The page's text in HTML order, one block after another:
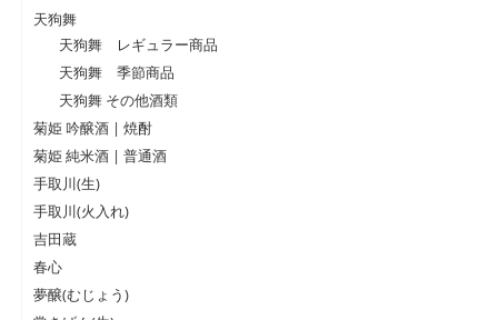
天狗舞
天狗舞 レギュラー商品
天狗舞 季節商品
天狗舞 その他酒類
菊姫 吟醸酒 | 焼酎
菊姫 純米酒 | 普通酒
手取川(生)
手取川(火入れ)
吉田蔵
春心
夢醸(むじょう)